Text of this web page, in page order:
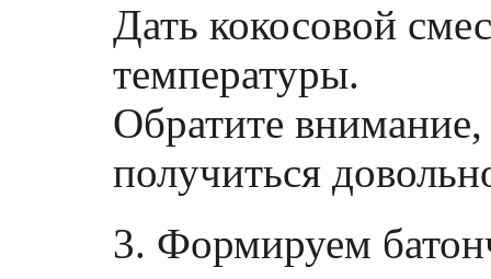
Дать кокосовой
температуры.
Обратите
получиться
3. Формируем